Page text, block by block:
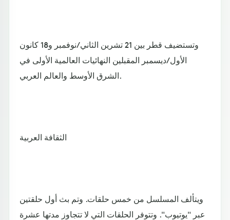
وتستضيف قطر بين 21 تشرين الثاني/نوفمبر و18 كانون
الأول/ديسمبر المقبلين النهائيات العالمية الأولى في
الشرق الأوسط والعالم العربي.
الثقافة العربية
ويتألف المسلسل من خمس حلقات. وتم بث أول حلقتين
عبر "يوتيوب". وتتوفر الحلقات التي لا تتجاوز مدتها عشرة